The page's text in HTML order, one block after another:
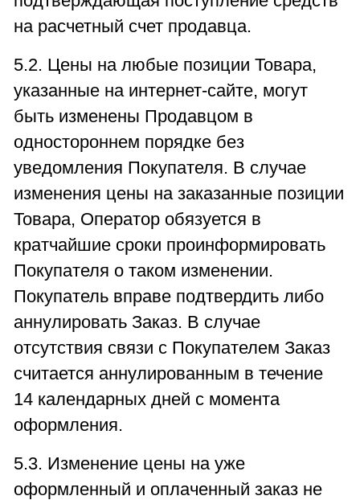
на расчетный счет продавца.
5.2. Цены на любые позиции Товара,
указанные на интернет-сайте, могут
быть изменены Продавцом в
одностороннем порядке без
уведомления Покупателя. В случае
изменения цены на заказанные позиции
Товара, Оператор обязуется в
кратчайшие сроки проинформировать
Покупателя о таком изменении.
Покупатель вправе подтвердить либо
аннулировать Заказ. В случае
отсутствия связи с Покупателем Заказ
считается аннулированным в течение
14 календарных дней с момента
оформления.
5.3. Изменение цены на уже
оформленный и оплаченный заказ не